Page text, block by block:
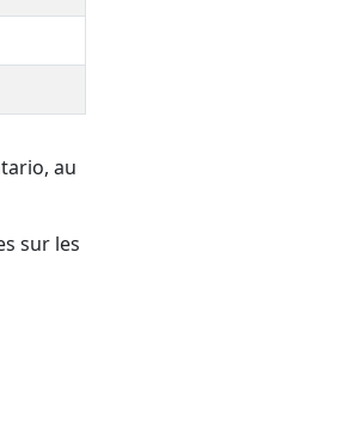
au
sur les